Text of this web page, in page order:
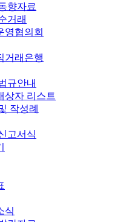
향자료
거래
영협의회
거래은행
규안내
상자 리스트
작성례
고서식
식